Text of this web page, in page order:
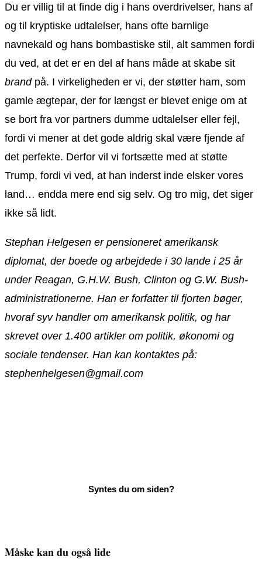
Du er villig til at finde dig i hans overdrivelser, hans af
og til kryptiske udtalelser, hans ofte barnlige
navnekald og hans bombastiske stil, alt sammen fordi
du ved, at det er en del af hans måde at skabe sit
brandpå. I virkeligheden er vi, der støtter ham, som
gamle ægtepar, der for længst er blevet enige om at
se bort fra vor partners dumme udtalelser eller fejl,
fordi vi mener at det gode aldrig skal være fjende af
det perfekte. Derfor vil vi fortsætte med at støtte
Trump, fordi vi ved, at han inderst inde elsker vores
land… endda mere end sig selv. Og tro mig, det siger
ikke så lidt.
Stephan Helgesen er pensioneret amerikansk
diplomat, der boede og arbejdede i 30 lande i 25 år
under Reagan, G.H.W. Bush, Clinton og G.W. Bush-
administrationerne. Han er forfatter til fjorten bøger,
hvoraf syv handler om amerikansk politik, og har
skrevet over 1.400 artikler om politik, økonomi og
sociale tendenser. Han kan kontaktes på:
stephenhelgesen@gmail.com
Måske kan du også lide